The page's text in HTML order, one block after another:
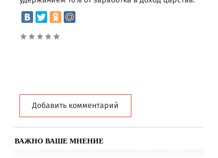
Добавить комментарий
ВАЖНО ВАШЕ МНЕНИЕ